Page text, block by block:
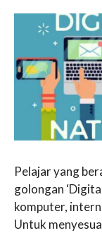
Pelajar yang
golongan
komputer,
Untuk